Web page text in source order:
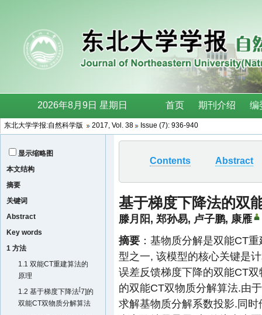
东北大学学报:自然科学版 2017, Vol. 38 Issue (7): 936-940
显示缩略图
本文结构
摘要
关键词
Abstract
Key words
1 方法
1.1 双能CT重建算法的
原理
1.2 基于梯度下降法[7]的
双能CT双物质分解算法
Contents Abstract
基于梯度下降法的双
滕月阳, 郑孙易, 卢子鹏, 康雁
摘要 ：基物质分解是双能CT
型之一, 该模型的核心关键是
误差反馈梯度下降的双能CT
的双能CT双物质分解算法.由
求解基物质分解系数投影.同